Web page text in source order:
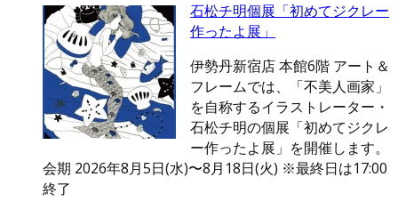
石松チ明個展「初めてジクレー
作ったよ展」
伊勢丹新宿店 本館6階 アート＆
フレームでは、「不美人画家」
を自称するイラストレーター・
石松チ明の個展「初めてジクレ
ー作ったよ展」を開催します。
会期 2026年8月5日(水)〜8月18日(火) ※最終日は17:00
終了